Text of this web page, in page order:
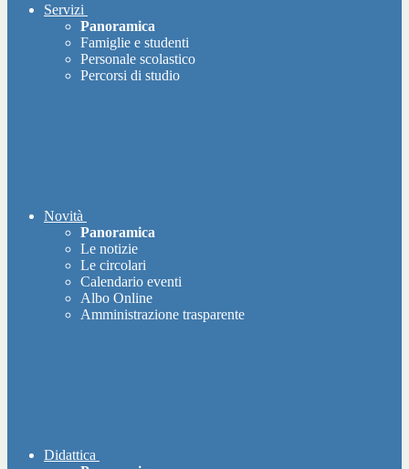
Servizi
Panoramica
Famiglie e studenti
Personale scolastico
Percorsi di studio
Novità
Panoramica
Le notizie
Le circolari
Calendario eventi
Albo Online
Amministrazione trasparente
Didattica